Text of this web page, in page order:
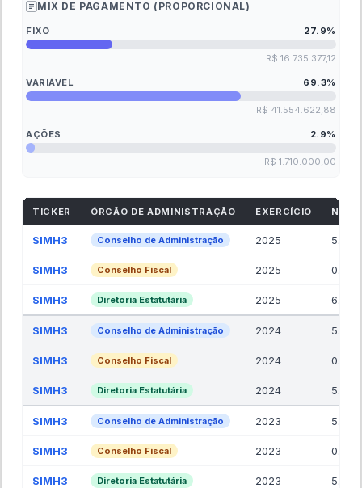
MIX DE PAGAMENTO (PROPORCIONAL)
FIXO 27.9%
R$ 16.735.377,12
VARIÁVEL 69.3%
R$ 41.554.622,88
AÇÕES 2.9%
R$ 1.710.000,00
TICKER ÓRGÃO DE ADMINISTRAÇÃO EXERCÍCIO NR.
SIMH3 Conselho de Administração 2025 5.00
SIMH3 Conselho Fiscal 2025 0.00
SIMH3 Diretoria Estatutária 2025 6.00
SIMH3 Conselho de Administração 2024 5.00
SIMH3 Conselho Fiscal 2024 0.00
SIMH3 Diretoria Estatutária 2024 5.92
SIMH3 Conselho de Administração 2023 5.00
SIMH3 Conselho Fiscal 2023 0.00
SIMH3 Diretoria Estatutária 2023 5.33